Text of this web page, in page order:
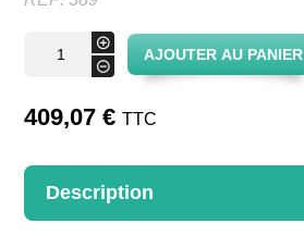
-
sur
roulettes
+
AJOUTER AU PANIER
409,07€ TTC
Description